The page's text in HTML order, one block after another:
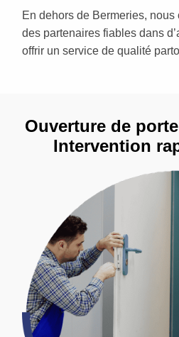
En dehors de Bermeries,
des partenaires fiables dans
offrir un service de qualité
Ouverture de
Intervention